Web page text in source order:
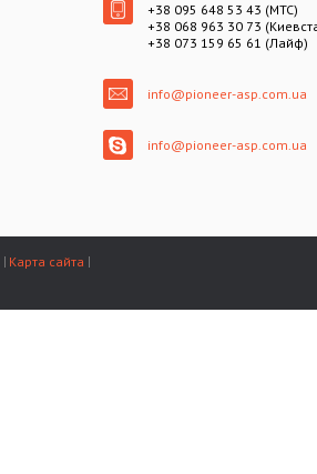
+38 095 648 53 43 (МТС)
+38 068 963 30 73
+38 073 159 65 61 (Лайф)
info@pioneer-asp.com.ua
info@pioneer-asp.com.ua
Карта сайта